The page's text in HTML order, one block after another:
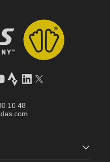
StravaLinkedInTwitter
10 48